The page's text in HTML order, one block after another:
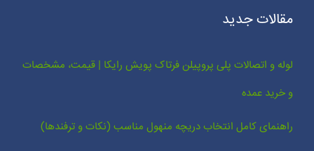
مقالات جدید
لوله و اتصالات پلی پروپیلن فرتاک پویش رایکا | قیمت، مشخصات
و خرید عمده
راهنمای کامل انتخاب دریچه منهول مناسب (نکات و ترفندها)